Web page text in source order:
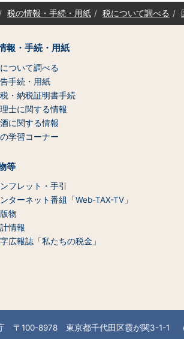
税の情報・手続・用紙 税について調べる
報・手続・用紙
ついて調べる
手続・用紙
・納税証明書手続
士に関する情報
に関する情報
学習コーナー
等
フレット・手引
ターネット番組「Web-TAX-TV」
物
情報
広報誌「私たちの税金」
〒100-8978 東京都千代田区霞が関3-1-1 （